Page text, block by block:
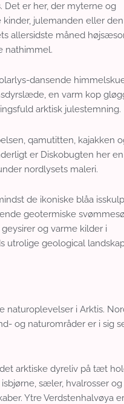
Det er her, der myterne og
julemanden eller
allersidste måned
nathimmel.
dansende
en varm kop
arktisk julestemning.
qamutitten, kajakken
er Diskobugten her
nordlysets maleri.
de ikoniske blåa
geotermiske
og varme kilder i
utrolige geological
naturoplevelser i Arktis.
og naturområder er i sig
arktiske dyreliv på tæt
sæler, hvalrosser og
Ytre Verdstenhalvøya